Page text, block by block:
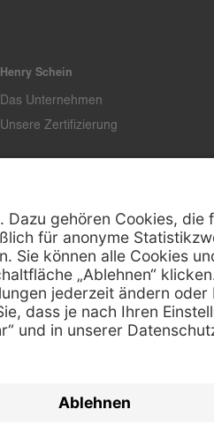
Henry Schein
Das Unternehmen
Unsere Zertifizierung